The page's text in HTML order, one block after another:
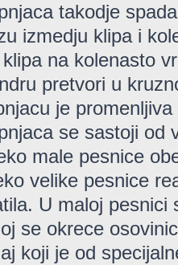
takodje
izmedju klipa i
na kolenasto
pretvori u
je
se sastoji od
male pesnice
velike pesnice
U maloj pesnici
se okrece
koji je od